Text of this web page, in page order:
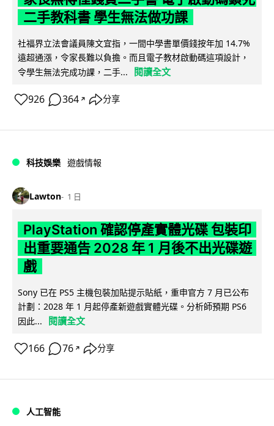
二手教科書 學生無法做功課
社福界立法會議員陳文宜指，一間中學書單價錢按年加 14.7%
遠超通漲，令家長難以負擔。而且電子教材啟動碼這項設計，
令學生無法完成功課，二手...
閱讀全文
926 364 ↗ 分享
科技娛樂 遊戲情報
Lawton 1 日
PlayStation 確認停產實體光碟 包裝印
出重要通告 2028 年 1 月後不出光碟遊
戲
Sony 已在 PS5 主機包裝加貼提示貼紙，重申官方 7 月已公布
計劃：2028 年 1 月起停產新遊戲實體光碟。分析師預期 PS6
因此...
閱讀全文
166 76 ↗ 分享
人工智能